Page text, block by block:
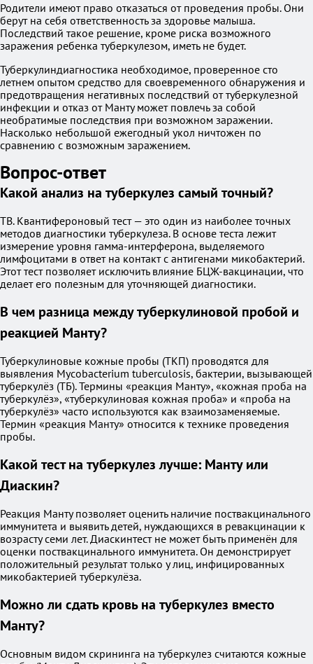
Родители имеют право отказаться от проведения пробы. Они
берут на себя ответственность за здоровье малыша.
Последствий такое решение, кроме риска возможного
заражения ребенка туберкулезом, иметь не будет.
Туберкулиндиагностика необходимое, проверенное сто
летнем опытом средство для своевременного обнаружения и
предотвращения негативных последствий от туберкулезной
инфекции и отказ от Манту может повлечь за собой
необратимые последствия при возможном заражении.
Насколько небольшой ежегодный укол ничтожен по
сравнению с возможным заражением.
Вопрос-ответ
Какой анализ на туберкулез самый точный?
TB. Квантифероновый тест — это один из наиболее точных
методов диагностики туберкулеза. В основе теста лежит
измерение уровня гамма-интерферона, выделяемого
лимфоцитами в ответ на контакт с антигенами микобактерий.
Этот тест позволяет исключить влияние БЦЖ-вакцинации, что
делает его полезным для уточняющей диагностики.
В чем разница между туберкулиновой пробой и
реакцией Манту?
Туберкулиновые кожные пробы (ТКП) проводятся для
выявления Mycobacterium tuberculosis, бактерии, вызывающей
туберкулёз (ТБ). Термины «реакция Манту», «кожная проба на
туберкулёз», «туберкулиновая кожная проба» и «проба на
туберкулёз» часто используются как взаимозаменяемые.
Термин «реакция Манту» относится к технике проведения
пробы.
Какой тест на туберкулез лучше: Манту или
Диаскин?
Реакция Манту позволяет оценить наличие поствакцинального
иммунитета и выявить детей, нуждающихся в ревакцинации к
возрасту семи лет. Диаскинтест не может быть применён для
оценки поствакцинального иммунитета. Он демонстрирует
положительный результат только у лиц, инфицированных
микобактерией туберкулёза.
Можно ли сдать кровь на туберкулез вместо
Манту?
Основным видом скрининга на туберкулез считаются кожные